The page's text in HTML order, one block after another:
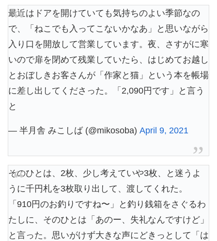
最近はドアを開けていても気持ちのよい季節なの
で、「ねこでも入ってこないかなあ」と思いながら
入り口を開放して営業しています。夜、さすがに寒
いので扉を閉めて残業していたら、はじめてお越し
とおぼしきお客さんが「作家と猫」という本を帳場
に差し出してくださった。「2,090円です」と言う
と
— 半月舎 みこしば (@mikosoba) April 9, 2021
そのひとは、2枚、少し考えていや3枚、と迷うよ
うに千円札を3枚取り出して、渡してくれた。
「910円のお釣りですね〜」と釣り銭箱をさぐるわ
たしに、そのひとは「あのー、失礼なんですけど」
と言った。思いがけず大きな声にどきっとして「は